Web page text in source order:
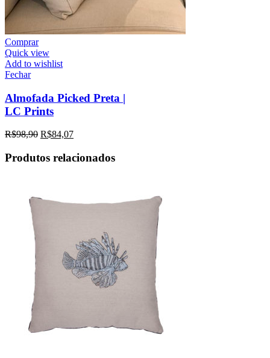
Comprar
Quick view
Add to wishlist
Fechar
Almofada Picked Preta |
LC Prints
R$98,90 R$84,07
Produtos relacionados